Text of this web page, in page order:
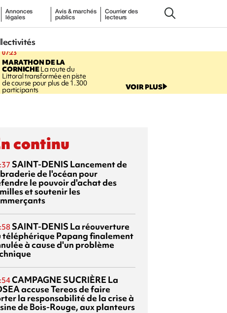
Annonces
légales
Avis & marchés
publics
Courrier des
lecteurs
07:23
MARATHON DE LA
CORNICHELa route du
Littoral transformée en piste
de course pour plus de 1.300
participants VOIR PLUS
continu
SAINT-DENIS Lancement de
de l'océan pour
le pouvoir d'achat des
et soutenir les
SAINT-DENIS La réouverture
téléphérique Papang finalement
à cause d'un problème
CAMPAGNE SUCRIÈRE La
accuse Tereos de faire
la responsabilité de la crise à
de Bois-Rouge, aux planteurs